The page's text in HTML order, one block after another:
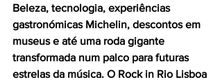
Beleza, tecnologia, experiências
gastronómicas Michelin, descontos em
museus e até uma roda gigante
transformada num palco para futuras
estrelas da música. O Rock in Rio Lisboa